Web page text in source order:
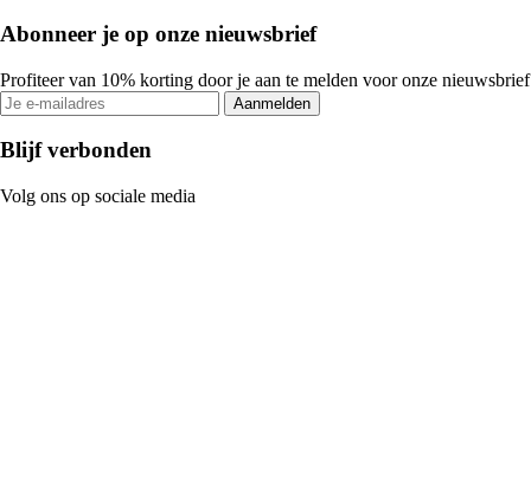
Abonneer je op onze nieuwsbrief
Profiteer van 10% korting door je aan te melden voor onze nieuwsbrief
Aanmelden
Blijf verbonden
Volg ons op sociale media